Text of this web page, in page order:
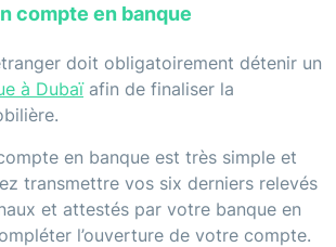
compte en banque
doit obligatoirement détenir un
à Dubaïafin de finaliser la
compte en banque est très simple et
transmettre vos six derniers relevés
et attestés par votre banque en
l’ouverture de votre compte.